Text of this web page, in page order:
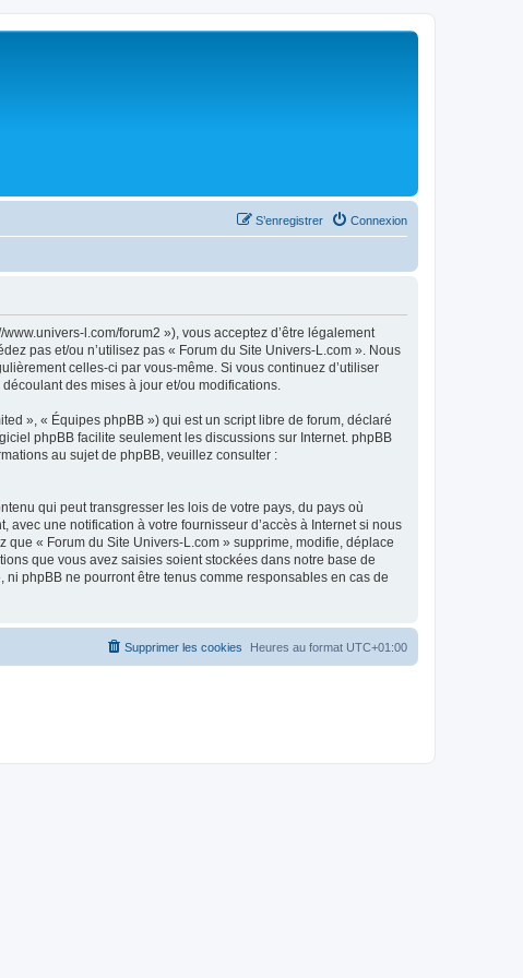
Connexion
S’enregistrer
l.com/forum2 »), vous acceptez d’être légalement
pas et/ou n’utilisez pas « Forum du Site Univers-L.com ». Nous
celles-ci par vous-même. Si vous continuez d’utiliser
des mises à jour et/ou modifications.
», « Équipes phpBB ») qui est un script libre de forum, déclaré
phpBB facilite seulement les discussions sur Internet. phpBB
au sujet de phpBB, veuillez consulter :
qui peut transgresser les lois de votre pays, du pays où
une notification à votre fournisseur d’accès à Internet si nous
« Forum du Site Univers-L.com » supprime, modifie, déplace
que vous avez saisies soient stockées dans notre base de
phpBB ne pourront être tenus comme responsables en cas de
Heures au format UTC+01:00
Supprimer les cookies